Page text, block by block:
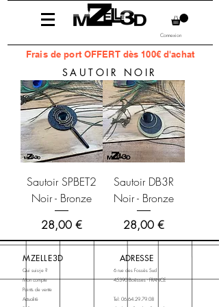
Connexion
Fraisde port OFFERT dès 100€ d'achat
Sautoir SPBET2
Noir - Bronze
Prix
28,00 €
Sautoir DB3R
Noir - Bronze
Prix
28,00 €
SAUTOIR NOIR
MZELLE3D ADRESSE
Qui suis-je ?
Mon compte
Points de vente
Actualité
6 rue des Fossés Sud
45390 Boësses - FRANCE
Tel: 06.64.29.79.08